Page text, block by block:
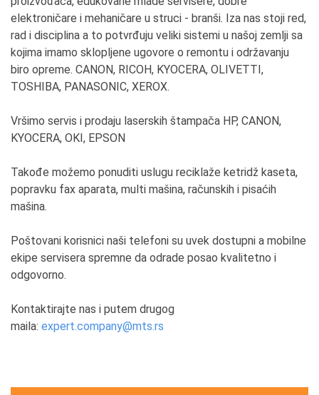
elektroničare i mehaničare u struci - branši. Iza nas stoji red,
rad i disciplina a to potvrđuju veliki sistemi u našoj zemlji sa
kojima imamo sklopljene ugovore o remontu i održavanju
biro opreme. CANON, RICOH, KYOCERA, OLIVETTI,
TOSHIBA, PANASONIC, XEROX.
Vršimo servis i prodaju laserskih štampača HP, CANON,
KYOCERA, OKI, EPSON
Takođe možemo ponuditi uslugu reciklaže ketridž kaseta,
popravku fax aparata, multi mašina, računskih i pisaćih
mašina.
Poštovani korisnici naši telefoni su uvek dostupni a mobilne
ekipe servisera spremne da odrade posao kvalitetno i
odgovorno.
Kontaktirajte nas i putem drugog
maila: expert.company@mts.rs